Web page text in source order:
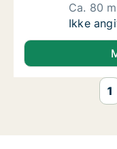
Ca. 80
Ca. 80
Ikke
1